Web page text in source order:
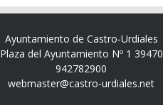
Ayuntamiento de Castro-Urdiales
Plaza del Ayuntamiento Nº 1 39470
942782900
webmaster@castro-urdiales.net